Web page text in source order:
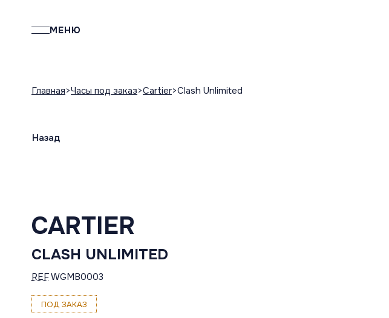
МЕНЮ
Главная Часы под заказ Cartier Clash Unlimited
Назад
CARTIER
CLASH UNLIMITED
REFWGMB0003
ПОД ЗАКАЗ